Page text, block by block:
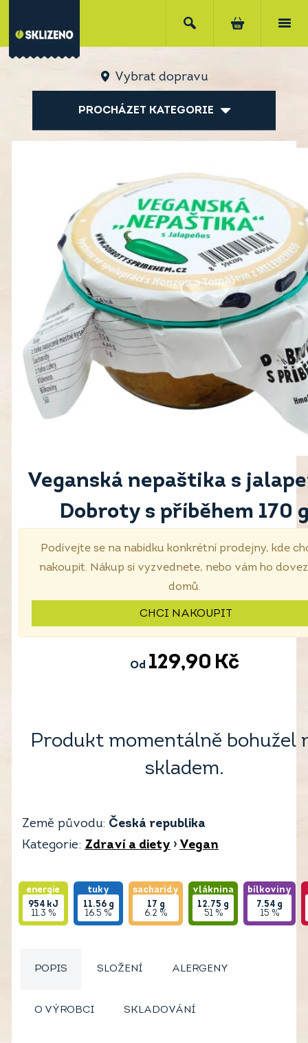
Vybrat dopravu
PROCHÁZET KATEGORIE
Veganská nepaštika s
Dobroty s příběhem 170
Podívejte se na nabídku konkrétní prodejny, kde
nakoupit. Nákup si vyzvednete, nebo vám ho
domů.
CHCI NAKOUPIT
Od 129,90 Kč
Produkt momentálně bohužel
skladem.
Země původu: Česká republika
Kategorie: Zdraví a diety › Vegan
energie
954 kJ
11.3 %
tuky
11.56 g
16.5 %
sacharidy
17 g
6.2 %
vláknina
12.75 g
51 %
bílkoviny
7.54 g
15 %
POPIS SLOŽENÍ ALERGENY
O VÝROBCI SKLADOVÁNÍ